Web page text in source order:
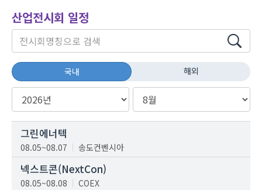
산업전시회 일정
국내 해외
그린에너텍
08.05~08.07 송도컨벤시아
넥스트콘(NextCon)
08.05~08.08 COEX